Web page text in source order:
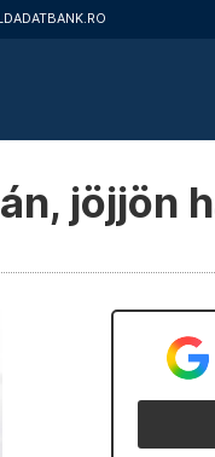
ADATBANK.RO
jöjjön